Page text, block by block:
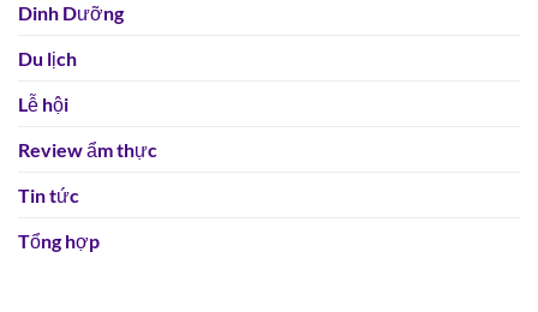
Dinh Dưỡng
Du lịch
Lễ hội
Review ẩm thực
Tin tức
Tổng hợp